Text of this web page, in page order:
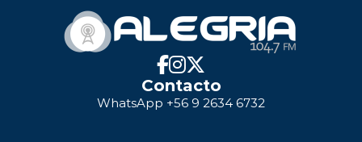
Contacto
WhatsApp +56 9 2634 6732